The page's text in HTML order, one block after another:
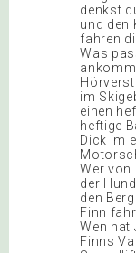
denkst
und den
fahren
Was
im
einen
heftige
Dick im
Wer von
der
den
Finn
Wen hat
Finns